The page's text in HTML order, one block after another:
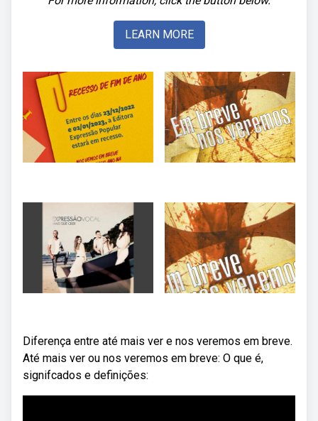
LEARN MORE
Diferença entre até mais ver e nos veremos em breve.
Até mais ver ou nos veremos em breve: O que é,
signifcados e definições: